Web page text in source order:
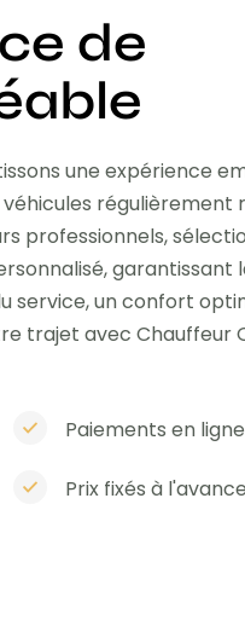
de
une expérience
régulièrement
professionnels,
garantissant
service, un confort
trajet avec Chauffeur
Paiements en
Prix fixés à l'avance